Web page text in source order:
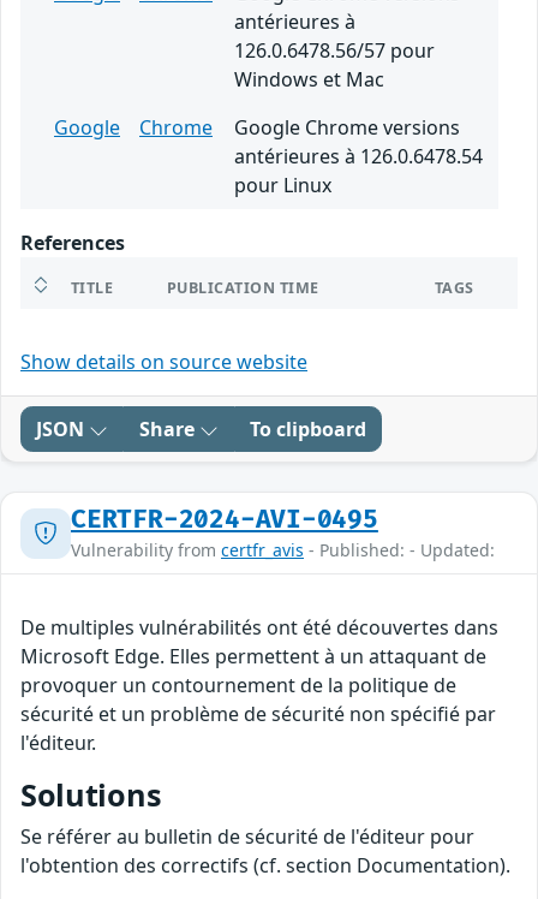
antérieures à
126.0.6478.56/57 pour
Windows et Mac
Google
Chrome
Google Chrome versions
antérieures à 126.0.6478.54
pour Linux
References
TITLE PUBLICATION TIME TAGS
Show details on source website
JSON Share To clipboard
CERTFR-2024-AVI-0495
Vulnerability from certfr_avis - Published: - Updated:
De multiples vulnérabilités ont été découvertes dans
Microsoft Edge. Elles permettent à un attaquant de
provoquer un contournement de la politique de
sécurité et un problème de sécurité non spécifié par
l'éditeur.
Solutions
Se référer au bulletin de sécurité de l'éditeur pour
l'obtention des correctifs (cf. section Documentation).